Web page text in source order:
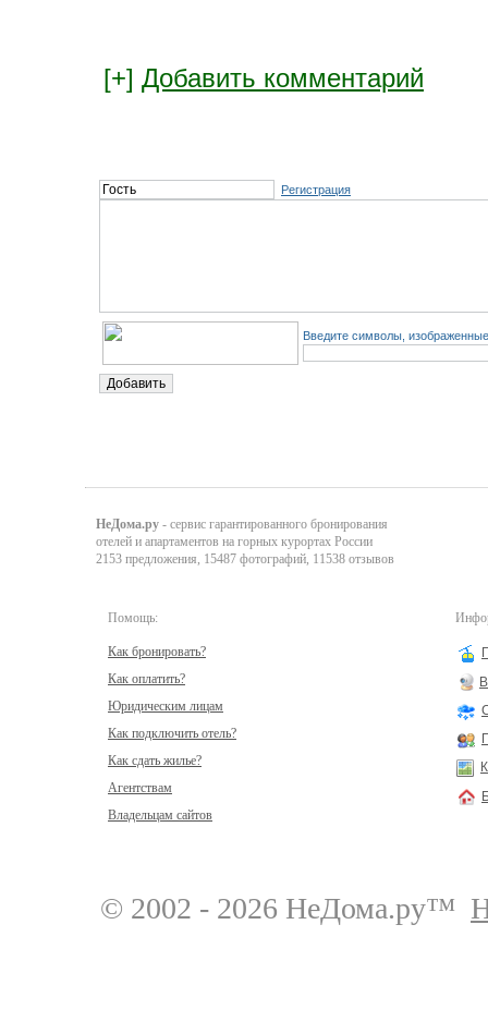
[+] Добавить комментарий
Регистрация
Введите символы,
НеДома.ру - сервис гарантированного бронирования
отелей и апартаментов на горных курортах России
2153 предложения, 15487 фотографий, 11538 отзывов
Помощь:
Как бронировать?
Как оплатить?
Юридическим лицам
Как подключить отель?
Как сдать жилье?
Агентствам
Владельцам сайтов
© 2002 - 2026 НеДома.ру™